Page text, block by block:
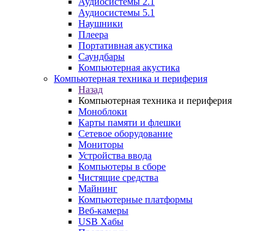
Аудиосистемы 5.1
Наушники
Плеера
Портативная акустика
Саундбары
Компьютерная акустика
Компьютерная техника и периферия
Назад
Компьютерная техника и периферия
Моноблоки
Карты памяти и флешки
Сетевое оборудование
Мониторы
Устройства ввода
Компьютеры в сборе
Чистящие средства
Майнинг
Компьютерные платформы
Веб-камеры
USB Хабы